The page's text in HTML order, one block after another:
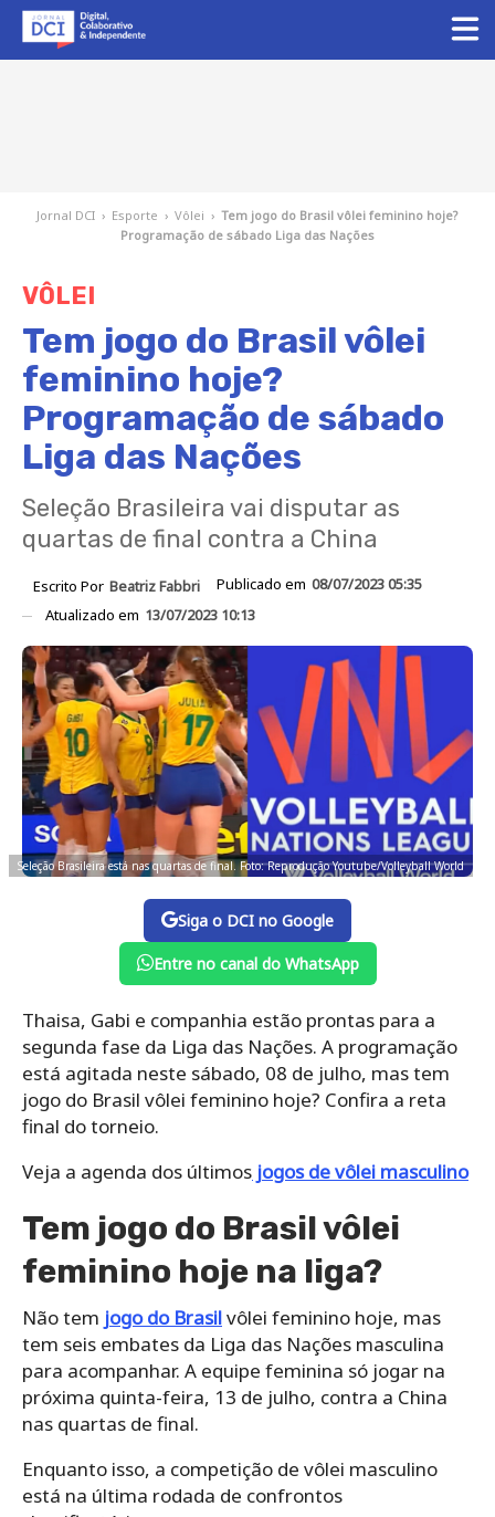
Jornal DCI › Esporte › Vôlei › Tem jogo do Brasil vôlei feminino hoje?
Programação de sábado Liga das Nações
VÔLEI
Tem jogo do Brasil vôlei
feminino hoje?
Programação de sábado
Liga das Nações
Seleção Brasileira vai disputar as
quartas de final contra a China
Escrito Por Beatriz Fabbri Publicado em 08/07/2023 05:35
Atualizado em 13/07/2023 10:13
Seleção Brasileira está nas quartas de final. Foto: Reprodução Youtube/Volleyball World
Siga o DCI no Google
Entre no canal do WhatsApp
Thaisa, Gabi e companhia estão prontas para a
segunda fase da Liga das Nações. A programação
está agitada neste sábado, 08 de julho, mas tem
jogo do Brasil vôlei feminino hoje? Confira a reta
final do torneio.
Veja a agenda dos últimos jogos de vôlei masculino
Tem jogo do Brasil vôlei
feminino hoje na liga?
Não tem jogo do Brasilvôlei feminino hoje, mas
tem seis embates da Liga das Nações masculina
para acompanhar. A equipe feminina só jogar na
próxima quinta-feira, 13 de julho, contra a China
nas quartas de final.
Enquanto isso, a competição de vôlei masculino
está na última rodada de confrontos